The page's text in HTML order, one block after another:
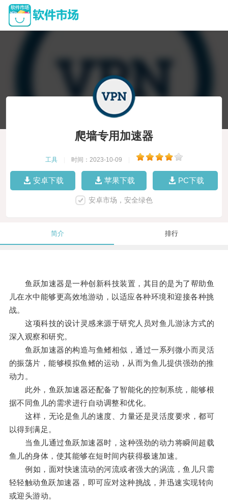
爬墙专用加速器
工具 时间：2023-10-09
安卓下载 苹果下载 PC下载
安卓市场，安全绿色
简介 排行
鱼跃加速器是一种创新科技装置，其目的是为了帮助鱼
儿在水中能够更高效地游动，以适应各种环境和迎接各种挑
战。
这项科技的设计灵感来源于研究人员对鱼儿游泳方式的
深入观察和研究。
鱼跃加速器的构造与鱼鳍相似，通过一系列微小而灵活
的振荡片，能够模拟鱼鳍的运动，从而为鱼儿提供强劲的推
动力。
此外，鱼跃加速器还配备了智能化的控制系统，能够根
据不同鱼儿的需求进行自动调整和优化。
这样，无论是鱼儿的速度、力量还是灵活度要求，都可
以得到满足。
当鱼儿通过鱼跃加速器时，这种强劲的动力将瞬间超载
鱼儿的身体，使其能够在短时间内获得极速加速。
例如，面对快速流动的河流或者强大的涡流，鱼儿只需
轻轻触动鱼跃加速器，即可应对这种挑战，并迅速实现转向
或迎头游动。